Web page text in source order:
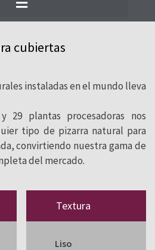
y fachadas y eso
cubiertas
instaladas en el mundo lleva
29 plantas procesadoras nos
tipo de pizarra natural para
convirtiendo nuestra gama de
del mercado.
Textura
Liso